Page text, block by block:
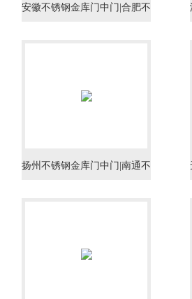
安徽不锈钢金库门中门|合肥不
扬州不锈钢金库门中门|南通不